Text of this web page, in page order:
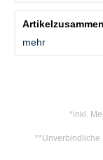
mehr
*inkl.
**Unverbindliche